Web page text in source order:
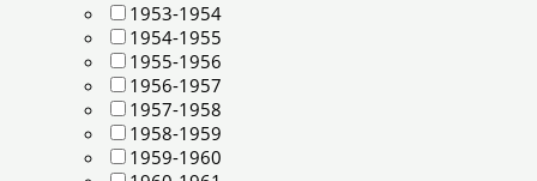
1953-1954
1954-1955
1955-1956
1956-1957
1957-1958
1958-1959
1959-1960